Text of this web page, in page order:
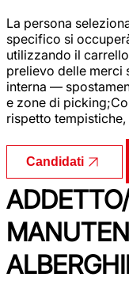
La persona
specifico si
utilizzando il
prelievo delle merci
interna —
e zone di
rispetto
Candidati